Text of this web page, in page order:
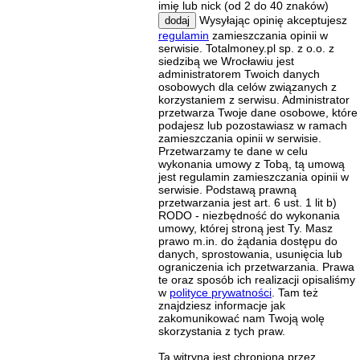
imię lub nick (od 2 do 40 znaków)
dodaj
Wysyłając opinię akceptujesz
regulamin zamieszczania opinii w
serwisie. Totalmoney.pl sp. z o.o. z
siedzibą we Wrocławiu jest
administratorem Twoich danych
osobowych dla celów związanych z
korzystaniem z serwisu. Administrator
przetwarza Twoje dane osobowe, które
podajesz lub pozostawiasz w ramach
zamieszczania opinii w serwisie.
Przetwarzamy te dane w celu
wykonania umowy z Tobą, tą umową
jest regulamin zamieszczania opinii w
serwisie. Podstawą prawną
przetwarzania jest art. 6 ust. 1 lit b)
RODO - niezbędność do wykonania
umowy, której stroną jest Ty. Masz
prawo m.in. do żądania dostępu do
danych, sprostowania, usunięcia lub
ograniczenia ich przetwarzania. Prawa
te oraz sposób ich realizacji opisaliśmy
w polityce prywatności . Tam też
znajdziesz informacje jak
zakomunikować nam Twoją wolę
skorzystania z tych praw.
Ta witryna jest chroniona przez